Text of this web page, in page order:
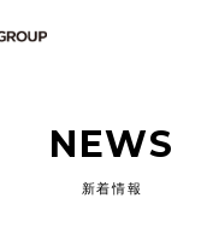
NEWS
新着情報